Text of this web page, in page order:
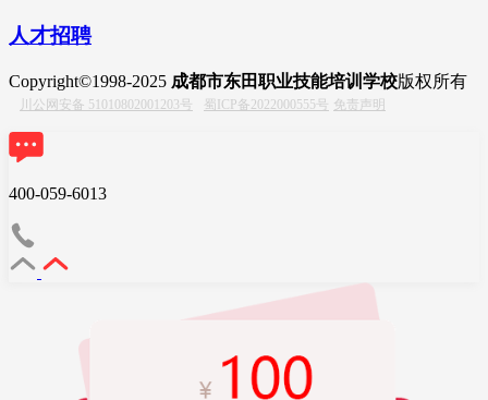
人才招聘
Copyright©1998-2025 成都市东田职业技能培训学校版权所有
川公网安备 51010802001203号 蜀ICP备2022000555号 免责声明
400-059-6013